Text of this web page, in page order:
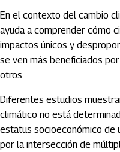
En el contexto del cambio
ayuda a comprender cómo
impactos únicos y
se ven más beneficiados
otros.
Diferentes estudios
climático no está
estatus socioeconómico de
por la intersección de